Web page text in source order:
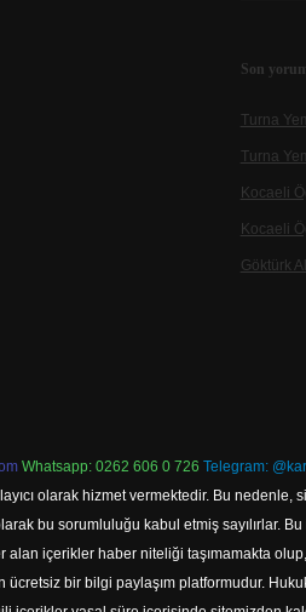
Son
Turna
Turna
Kocaeli
Kocaeli
Göktürk
Whatsapp: 0262 606 0 726 Telegram:
olarak hizmet vermektedir. Bu
bu sorumluluğu kabul etmiş sayılırlar.
alan içerikler haber niteliği taşımamakta
bir bilgi paylaşım platformudur.